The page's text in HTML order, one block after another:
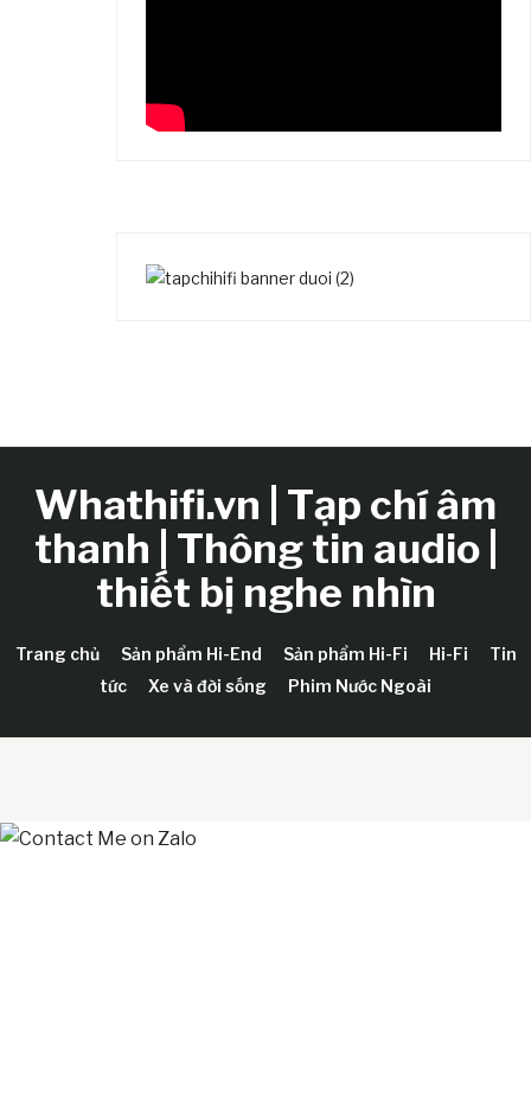
Whathifi.vn | Tạp chí âm
thanh | Thông tin audio |
thiết bị nghe nhìn
Trang chủ Sản phẩm Hi-End Sản phẩm Hi-Fi Hi-Fi
Tin
tức
Xe và đời sống Phim Nước Ngoài